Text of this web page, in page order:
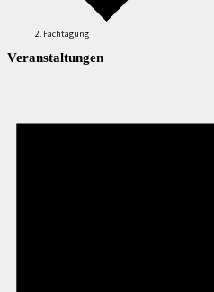
Fachtagung
Veranstaltungen